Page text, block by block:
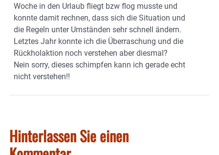
Woche in den Urlaub fliegt bzw flog musste und
konnte damit rechnen, dass sich die Situation und
die Regeln unter Umständen sehr schnell ändern.
Letztes Jahr konnte ich die Überraschung und die
Rückholaktion noch verstehen aber diesmal?
Nein sorry, dieses schimpfen kann ich gerade echt
nicht verstehen!!
Hinterlassen Sie einen